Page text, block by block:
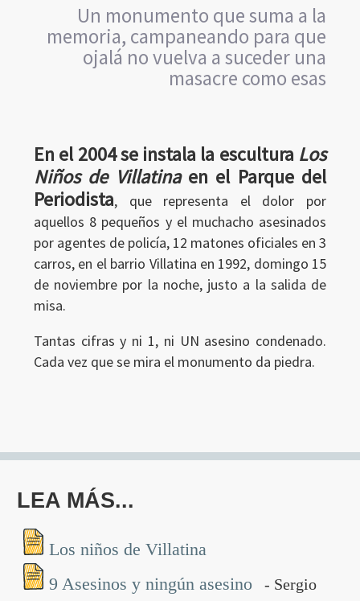
Un monumento que suma a la
memoria, campaneando para que
ojalá no vuelva a suceder una
masacre como esas
En el 2004 se instala la escultura Los
Niños de Villatinaen el Parque del
Periodista, que representa el dolor por
aquellos 8 pequeños y el muchacho asesinados
por agentes de policía, 12 matones oficiales en 3
carros, en el barrio Villatina en 1992, domingo 15
de noviembre por la noche, justo a la salida de
misa.
Tantas cifras y ni 1, ni UN asesino condenado.
Cada vez que se mira el monumento da piedra.
LEA MÁS...
Los niños de Villatina
9 Asesinos y ningún asesino
- Sergio
Ingresar